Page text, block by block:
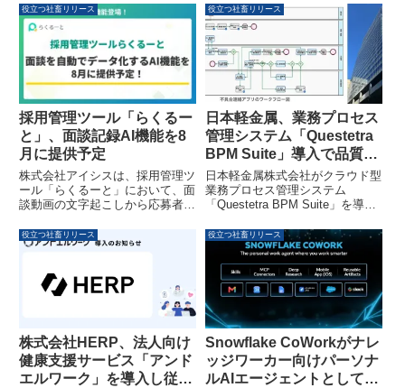
入しました。同時に、「健康経営
優良法人2026」に2年連続で認定
され、「くるみん」認定も初めて
取得し、社員が安心して働ける環
境づくりを推進しています。
米ドルから2032年には64.8億米
ドルへと、年平均成長率
（CAGR）7.5%で成長すると予
測されています。本レポートで
は、アナログ・デジタル変換器
（ADC）とデジタル・アナログ
変換器（DAC）に焦点を当て、
市場規模、動向、セグメント別予
測、主要企業の情報を網羅してい
ます。
役立つ社畜リリース
採用管理ツール「らくるー
と」、面談記録AI機能を8
月に提供予定
株式会社アイシスは、採用管理ツ
ール「らくるーと」において、面
談動画の文字起こしから応募者情
能を2026年8月17日より提供予定
です。この新機能は、採用担当者
負担の軽減と情報共有の効率化を
実現します。
役立つ社畜リリース
日本軽金属、業務プロセス
管理システム「Questetra
BPM Suite」導入で品質保
証の停滞を解消
日本軽金属株式会社がクラウド型
業務プロセス管理システム
「Questetra BPM Suite」を導入
推進しました。これにより、約
20件の業務アプリが構築され、
進捗のリアルタイム把握や業務効
率の向上が実現しています。
役立つ社畜リリース
株式会社HERP、法人向け
健康支援サービス「アンド
エルワーク」を導入し従業
役立つ社畜リリース
Snowflake CoWorkがナレ
ッジワーカー向けパーソナ
ルAIエージェントとして進